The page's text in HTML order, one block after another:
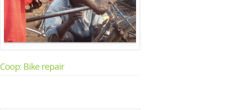
Coop: Bike repair